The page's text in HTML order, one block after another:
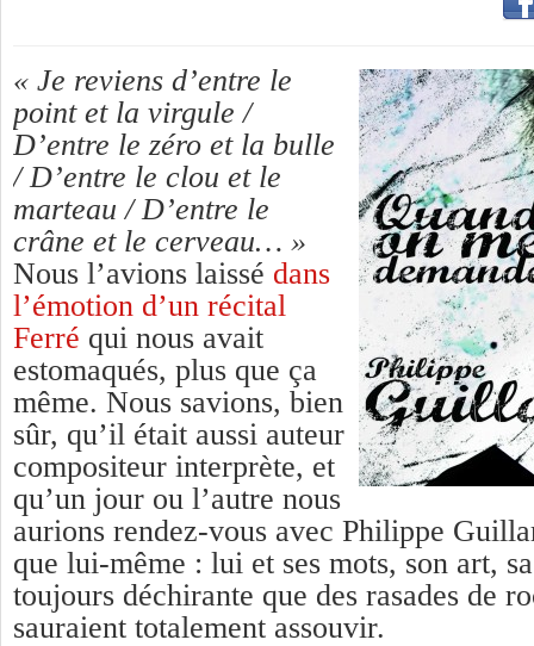
« Je reviens d’entre le
point et la virgule /
D’entre le zéro et la bulle
/ D’entre le clou et le
marteau / D’entre le
crâne et le cerveau… »
Nous l’avions laissé dans
l’émotion d’un récital
Ferré qui nous avait
estomaqués, plus que ça
même. Nous savions, bien
sûr, qu’il était aussi auteur
compositeur interprète, et
qu’un jour ou l’autre nous
aurions rendez-vous avec Philippe
que lui-même : lui et ses mots, son art,
toujours déchirante que des rasades de
sauraient totalement assouvir.